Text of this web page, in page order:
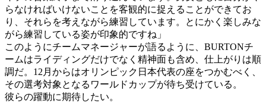
らなければいけないことを客観的に捉えることができてお
り、それらを考えながら練習しています。とにかく楽しみな
がら練習している姿が印象的ですね」
このようにチームマネージャーが語るように、BURTONチ
ームはライディングだけでなく精神面も含め、仕上がりは順
調だ。12月からはオリンピック日本代表の座をつかむべく、
その選考対象となるワールドカップが待ち受けている。
彼らの躍動に期待したい。